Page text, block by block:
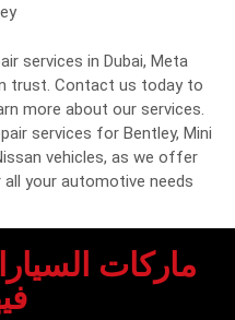
services in Dubai, Meta
trust. Contact us today to
more about our services.
services for Bentley, Mini
vehicles, as we offer
your automotive needs.
‏ماركات